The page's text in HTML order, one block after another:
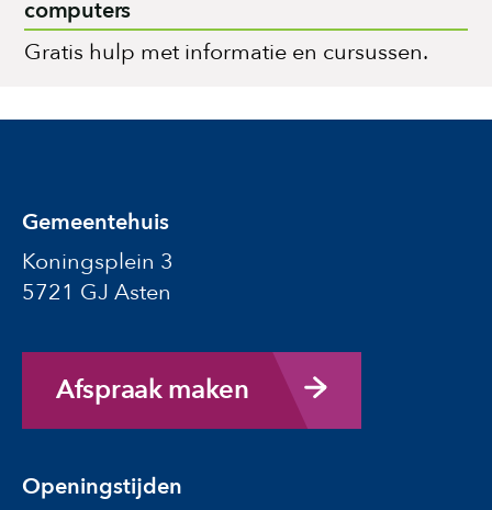
computers
Gratis hulp met informatie en cursussen.
Gemeentehuis
Koningsplein 3
5721 GJ Asten
Afspraak maken
Openingstijden